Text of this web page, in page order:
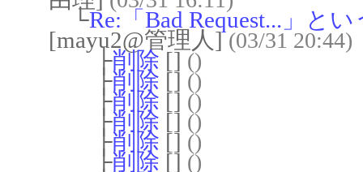
└Re:「Bad Request...」と
[mayu2@管理人](03/31 20:44)
├削除 [] ()
├削除 [] ()
├削除 [] ()
├削除 [] ()
├削除 [] ()
├削除 [] ()